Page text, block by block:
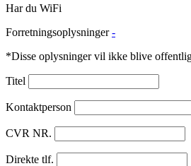
Har du WiFi
Forretningsoplysninger -
*Disse oplysninger vil ikke blive
Titel
Kontaktperson
CVR NR.
Direkte tlf.